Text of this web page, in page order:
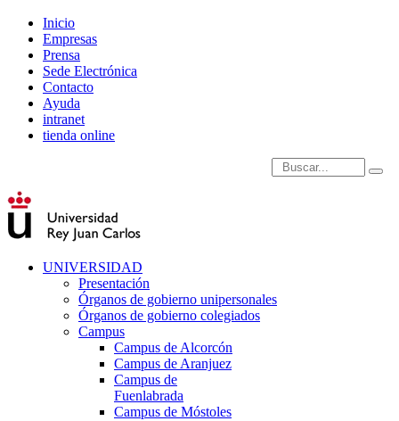
Inicio
Empresas
Prensa
Sede Electrónica
Contacto
Ayuda
intranet
tienda online
Introduce términos de
UNIVERSIDAD
Presentación
Órganos de gobierno unipersonales
Órganos de gobierno colegiados
Campus
Campus de Alcorcón
Campus de Aranjuez
Campus de
Fuenlabrada
Campus de Móstoles